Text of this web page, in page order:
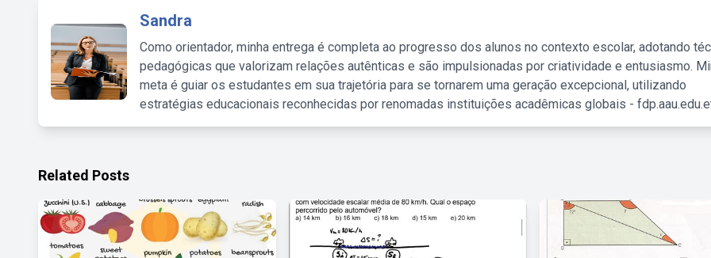
Sandra
Como orientador, minha entrega é completa ao progresso dos alunos no contexto escolar, adotando
pedagógicas que valorizam relações autênticas e são impulsionadas por criatividade e entusiasmo.
meta é guiar os estudantes em sua trajetória para se tornarem uma geração excepcional, utilizando
estratégias educacionais reconhecidas por renomadas instituições acadêmicas globais -
Related Posts